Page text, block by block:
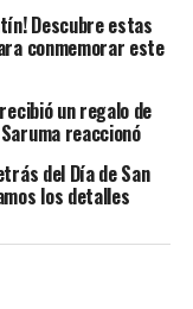
Descubre estas
conmemorar este
un regalo de
reaccionó
del Día de San
los detalles